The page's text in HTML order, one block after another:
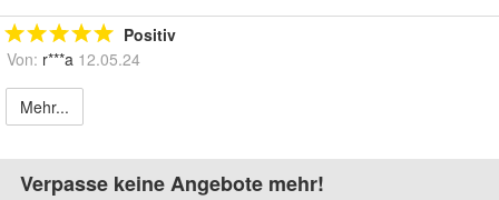
Positiv
Von: r***a 12.05.24
Mehr...
Verpasse keine Angebote mehr!